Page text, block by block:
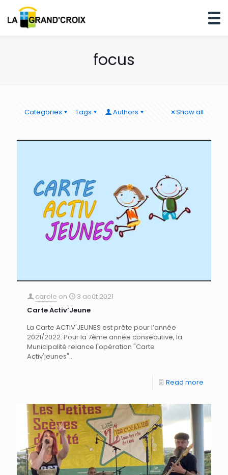
focus
Categories Tags Authors Show all
carole on
3 août 2021
Carte Activ’Jeune
La Carte ACTIV'JEUNES est prête pour l’année
2021/2022. Pour la 7ème année consécutive, la
Municipalité relance l'opération "Carte
Activ'jeunes"...
Read more